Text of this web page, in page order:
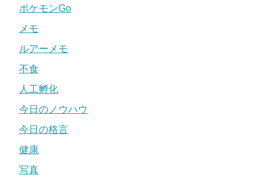
ポケモンGo
メモ
ルアーメモ
不食
人工孵化
今日のノウハウ
今日の格言
健康
写真